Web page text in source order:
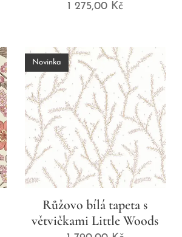
1 275,00Kč
Růžovo bílá tapeta s
větvičkami Little Woods
Novinka